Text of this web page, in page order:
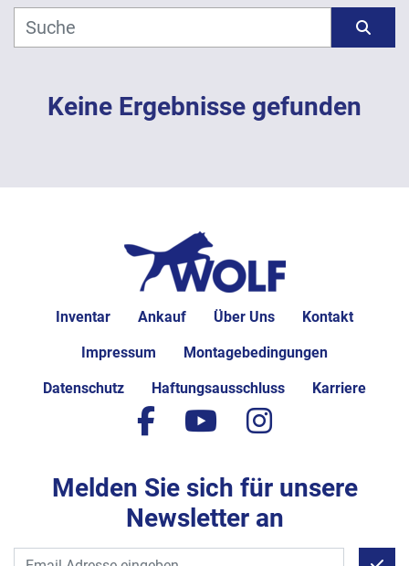
Hersteller
Modell
LÖSCHEN
Keine Ergebnisse gefunden
Inventar Ankauf Über Uns Kontakt
Impressum Montagebedingungen
Datenschutz Haftungsausschluss Karriere
facebook
youtubeinstagram
Melden Sie sich für unsere
Newsletter an